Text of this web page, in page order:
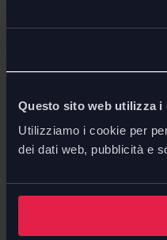
Questo sito web utilizza i
Utilizziamo i cookie per
dei dati web, pubblicità e